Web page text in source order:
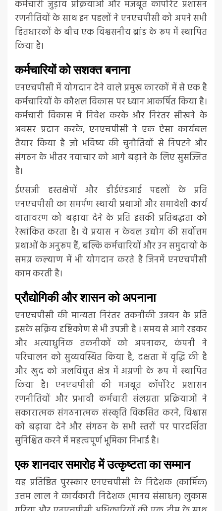
कर्मचारी जुड़ाव प्रक्रियाओं और मजबूत कॉर्पोरेट प्रशासन
रणनीतियों के साथ इन पहलों ने एनएचपीसी को अपने सभी
हितधारकों के बीच एक विश्वसनीय ब्रांड के रूप में स्थापित
किया है।
कर्मचारियों को सशक्त बनाना
एनएचपीसी में योगदान देने वाले प्रमुख कारकों में से एक है
कर्मचारियों के कौशल विकास पर ध्यान आकर्षित किया है।
कर्मचारी विकास में निवेश करके और निरंतर सीखने के
अवसर प्रदान करके, एनएचपीसी ने एक ऐसा कार्यबल
तैयार किया है जो भविष्य की चुनौतियों से निपटने और
संगठन के भीतर नवाचार को आगे बढ़ाने के लिए सुसज्जित
है।
ईएसजी हस्तक्षेपों और डीईएंडआई पहलों के प्रति
एनएचपीसी का समर्पण स्थायी प्रथाओं और समावेशी कार्य
वातावरण को बढ़ावा देने के प्रति इसकी प्रतिबद्धता को
रेखांकित करता है। ये प्रयास न केवल उद्योग की सर्वोत्तम
प्रथाओं के अनुरूप हैं, बल्कि कर्मचारियों और उन समुदायों के
समग्र कल्याण में भी योगदान करते हैं जिनमें एनएचपीसी
काम करती है।
प्रौद्योगिकी और शासन को अपनाना
एनएचपीसी की मान्यता निरंतर तकनीकी उन्नयन के प्रति
इसके सक्रिय दृष्टिकोण से भी उपजी है । समय से आगे रहकर
और अत्याधुनिक तकनीकों को अपनाकर, कंपनी ने
परिचालन को सुव्यवस्थित किया है, दक्षता में वृद्धि की है
और खुद को जलविद्युत क्षेत्र में अग्रणी के रूप में स्थापित
किया है। एनएचपीसी की मजबूत कॉर्पोरेट प्रशासन
रणनीतियों और प्रभावी कर्मचारी संलग्नता प्रक्रियाओं ने
सकारात्मक संगठनात्मक संस्कृति विकसित करने, विश्वास
को बढ़ावा देने और संगठन के सभी स्तरों पर पारदर्शिता
सुनिश्चित करने में महत्वपूर्ण भूमिका निभाई है।
एक शानदार समारोह में उत्कृष्टता का सम्मान
यह प्रतिष्ठित पुरस्कार एनएचपीसी के निदेशक (कार्मिक)
उत्तम लाल ने कार्यकारी निदेशक (मानव संसाधन) लुकास